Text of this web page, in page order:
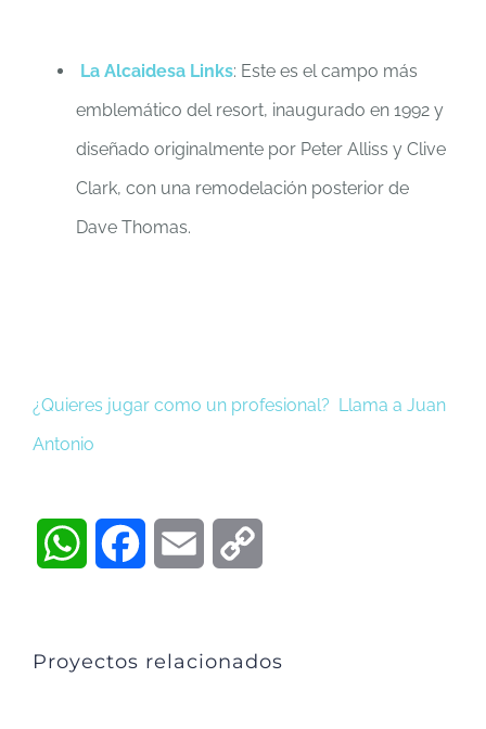
La Alcaidesa Links: Este es el campo más
emblemático del resort, inaugurado en 1992 y
diseñado originalmente por Peter Alliss y Clive
Clark, con una remodelación posterior de
Dave Thomas.
¿Quieres jugar como un profesional? Llama a Juan
Antonio
WhatsAppFacebookEmail
Proyectos relacionados